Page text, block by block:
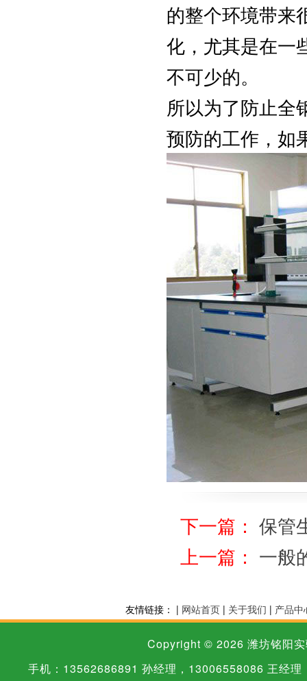
的整个环境带来
化，尤其是在一
不可少的。
所以为了防止全
预防的工作，如
下一篇： 保管
上一篇： 一般
友情链接： | 网站首页 | 关于我们 | 产品中
Copyright © 2026 潍坊铭阳
手机：13562686891 孙经理，13006558086 王经